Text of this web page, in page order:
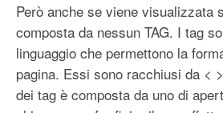
Però anche se viene visualizzata
composta da nessun TAG. I tag
linguaggio che permettono la
pagina. Essi sono racchiusi da <
dei tag è composta da uno di